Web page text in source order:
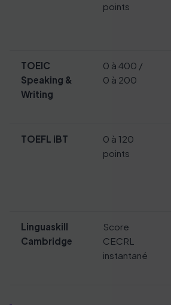
points
TOEIC
Speaking &
Writing
0 à 400 /
0 à 200
TOEFL iBT
0 à 120
points
Linguaskill
Cambridge
Score
CECRL
instantané